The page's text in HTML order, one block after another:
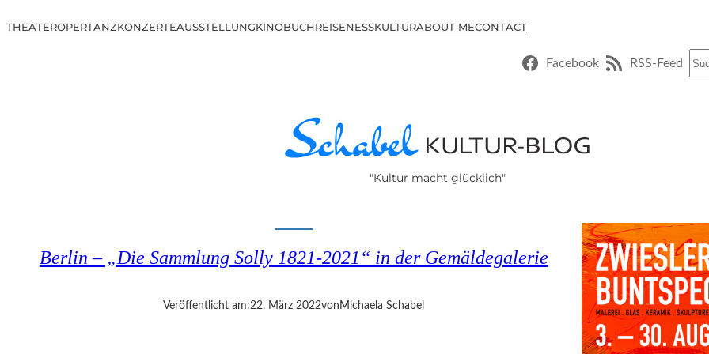
THEATEROPERTANZKONZERTEAUSSTELLUNGKINOBUCHREISENESSKULTURABOUT MECONTACT
Facebook RSS-Feed
"Kultur macht glücklich"
Berlin – „Die Sammlung Solly 1821-2021“ in der Gemäldegalerie
Veröffentlicht am:22. März 2022von Michaela Schabel